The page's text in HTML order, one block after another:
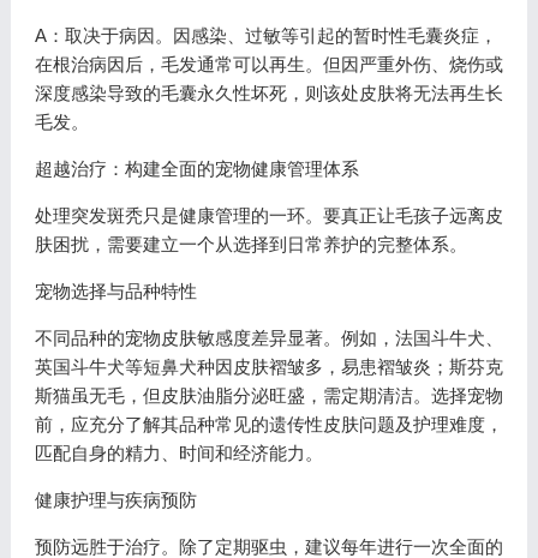
A：取决于病因。因感染、过敏等引起的暂时性毛囊炎症，
在根治病因后，毛发通常可以再生。但因严重外伤、烧伤或
深度感染导致的毛囊永久性坏死，则该处皮肤将无法再生长
毛发。
超越治疗：构建全面的宠物健康管理体系
处理突发斑秃只是健康管理的一环。要真正让毛孩子远离皮
肤困扰，需要建立一个从选择到日常养护的完整体系。
宠物选择与品种特性
不同品种的宠物皮肤敏感度差异显著。例如，法国斗牛犬、
英国斗牛犬等短鼻犬种因皮肤褶皱多，易患褶皱炎；斯芬克
斯猫虽无毛，但皮肤油脂分泌旺盛，需定期清洁。选择宠物
前，应充分了解其品种常见的遗传性皮肤问题及护理难度，
匹配自身的精力、时间和经济能力。
健康护理与疾病预防
预防远胜于治疗。除了定期驱虫，建议每年进行一次全面的